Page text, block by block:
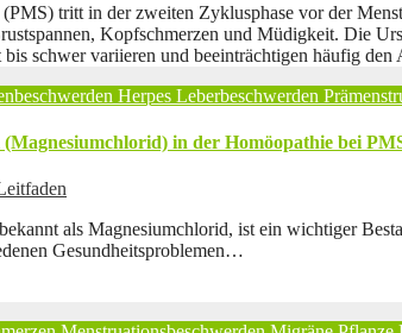
tritt in der zweiten Zyklusphase vor der
Kopfschmerzen und Müdigkeit. Die
schwer variieren und beeinträchtigen häufig
Herpes Leberbeschwerden
in der Homöopathie bei
als Magnesiumchlorid, ist ein wichtiger
Gesundheitsproblemen…